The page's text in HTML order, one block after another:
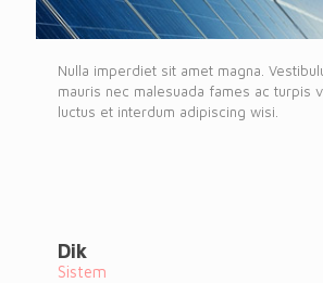
Nulla imperdiet sit amet magna.
mauris nec malesuada fames ac turpis
luctus et interdum adipiscing wisi.
Dik
Sistem